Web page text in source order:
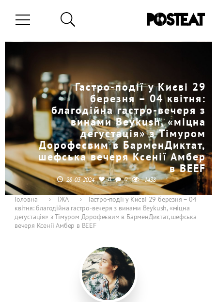
Гастро-події у Києві 29
березня – 04 квітня:
благодійна гастро-вечеря з
винами Beykush, «міцна
дегустація» з Тімуром
Дорофеєвим в БарменДиктат,
шефська вечеря Ксенії Амбер
в BEEF
28-03-2024 0 0 1438
Головна › ЇЖА ›
Гастро-події у Києві 29 березня – 04
квітня: благодійна гастро-вечеря з винами Beykush, «міцна
дегустація» з Тімуром Дорофеєвим в БарменДиктат, шефська
вечеря Ксенії Амбер в BEEF